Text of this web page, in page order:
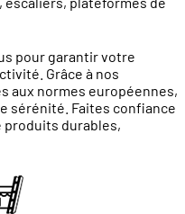
pour garantir votre
Grâce à nos
aux normes européennes,
sérénité. Faites confiance
durables,